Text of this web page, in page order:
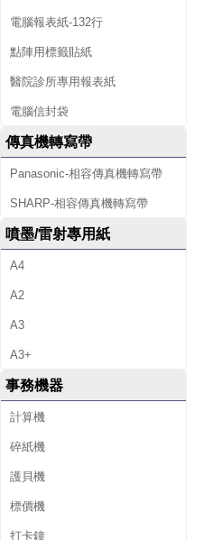
電腦報表紙-132行
點陣用標籤貼紙
醫院診所專用報表紙
電腦信封袋
傳真機轉寫帶
Panasonic-相容傳真機轉寫帶
SHARP-相容傳真機轉寫帶
噴墨/雷射專用紙
A4
A2
A3
A3+
事務機器
計算機
碎紙機
護貝機
標價機
打卡鐘